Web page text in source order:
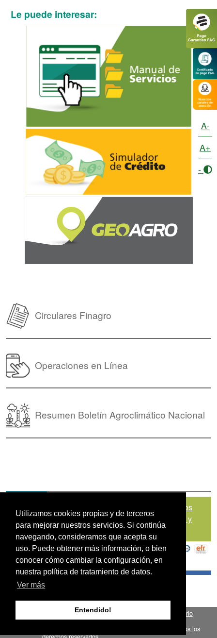
Utilizamos cookies propias y de terceros
para mejorar nuestros servicios. Si continúa
navegando, consideramos que acepta su
uso. Puede obtener más información, o bien
conocer cómo cambiar la configuración, en
nuestra política de tratamiento de datos.
Ver más
Entendido!
Le puede interesar:
Circulares Finagro
Operaciones en Línea
Resumen Boletín Agroclimático Nacional
Política de Tratamiento de Datos
Personales|Políticas de Seguridad, Términos y
Condiciones de Uso
Fondo para el Financiamiento del Sector Agropecuario
FINAGRO.
todos los
A-
A+
-